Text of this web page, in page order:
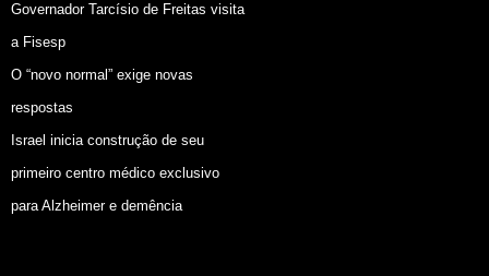
Governador Tarcísio de Freitas visita
a Fisesp
O “novo normal” exige novas
respostas
Israel inicia construção de seu
primeiro centro médico exclusivo
para Alzheimer e demência